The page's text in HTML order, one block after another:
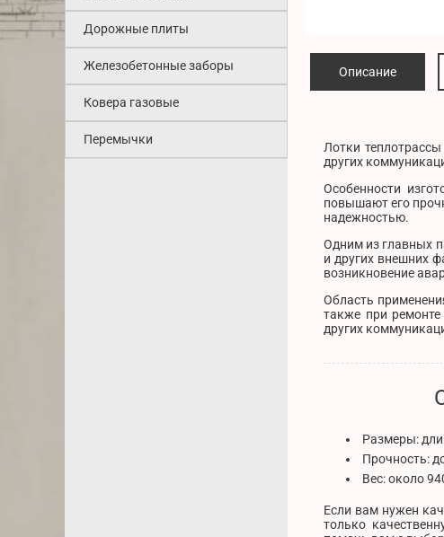
Дорожные плиты
Железобетонные заборы
Ковера газовые
Перемычки
Описание
Лотки
других
Особенности
повышают его
надежностью.
Одним из главных
и других внешних
возникновение
Область
также при
других
Размеры:
Прочность:
Вес: около
Если вам нужен
только